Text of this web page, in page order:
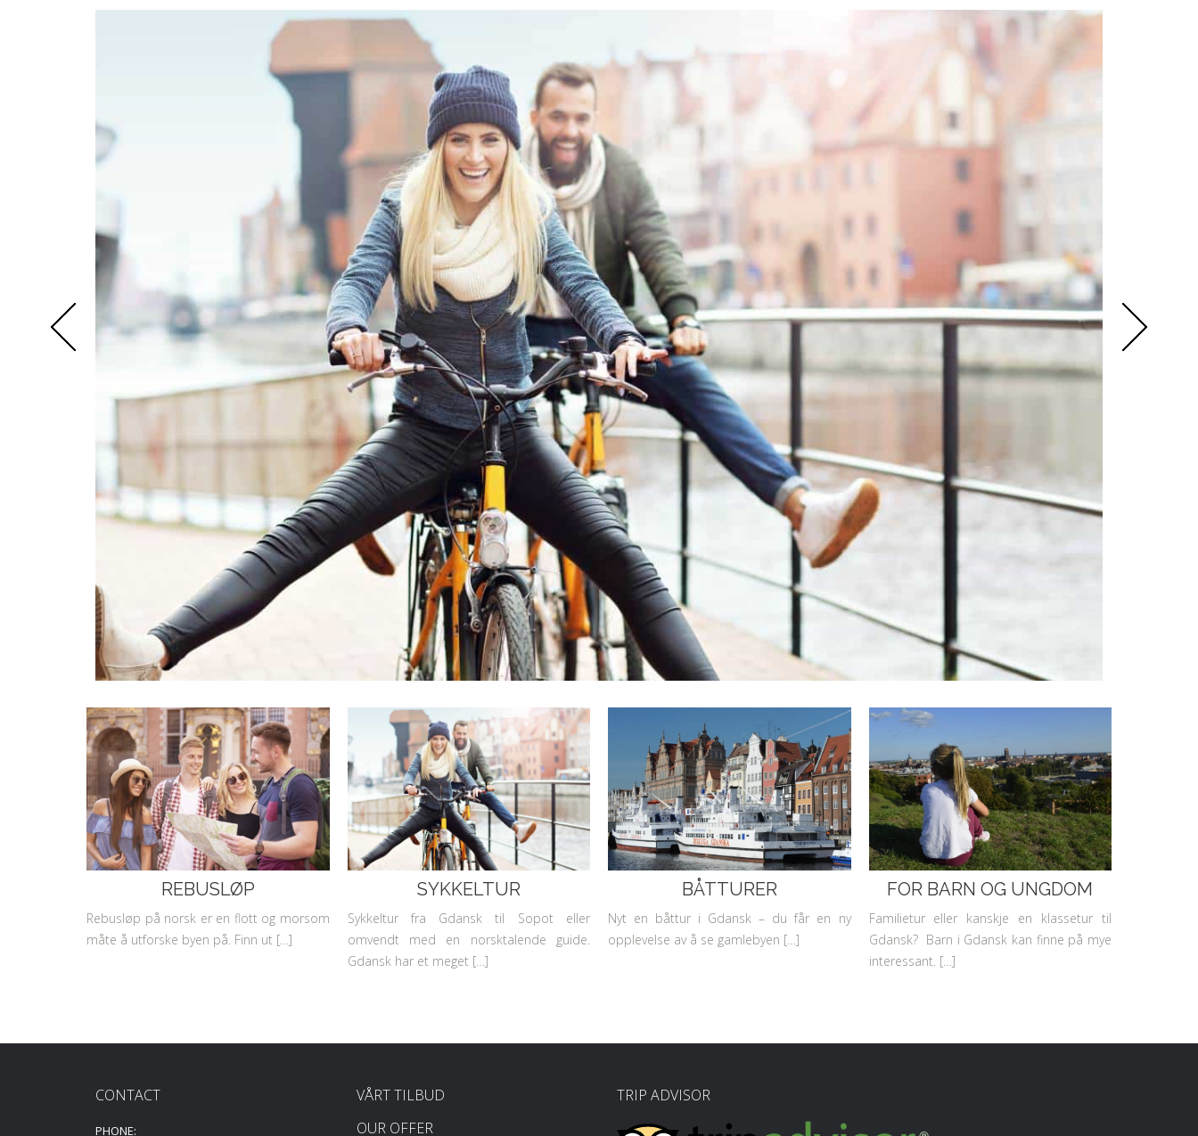
REBUSLØP
Rebusløp på norsk er en flott og morsom
måte å utforske byen på. Finn ut […]
SYKKELTUR
Sykkeltur fra Gdansk til Sopot eller
omvendt med en norsktalende guide.
Gdansk har et meget […]
BÅTTURER
Nyt en båttur i Gdansk – du får en ny
opplevelse av å se gamlebyen […]
FOR BARN OG UNGDOM
Familietur eller kanskje en klassetur til
Gdansk? Barn i Gdansk kan finne på mye
interessant. […]
CONTACT
PHONE:
VÅRT TILBUD
OUR OFFER
TRIP ADVISOR